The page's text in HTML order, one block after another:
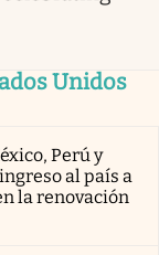
Unidos
Perú y
al país a
la renovación